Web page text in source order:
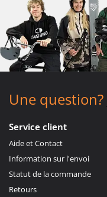
Une question?
Service client
Aide et Contact
Information sur l'envoi
Statut de la commande
Retours